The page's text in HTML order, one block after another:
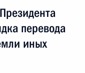
перевода
иных